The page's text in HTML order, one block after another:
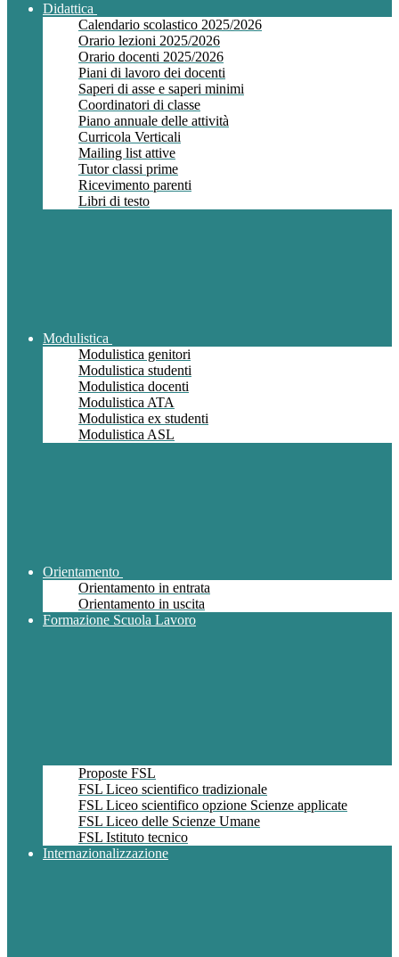
Didattica
Calendario scolastico 2025/2026
Orario lezioni 2025/2026
Orario docenti 2025/2026
Piani di lavoro dei docenti
Saperi di asse e saperi minimi
Coordinatori di classe
Piano annuale delle attività
Curricola Verticali
Mailing list attive
Tutor classi prime
Ricevimento parenti
Libri di testo
Modulistica
Modulistica genitori
Modulistica studenti
Modulistica docenti
Modulistica ATA
Modulistica ex studenti
Modulistica ASL
Orientamento
Orientamento in entrata
Orientamento in uscita
Formazione Scuola Lavoro
Proposte FSL
FSL Liceo scientifico tradizionale
FSL Liceo scientifico opzione Scienze applicate
FSL Liceo delle Scienze Umane
FSL Istituto tecnico
Internazionalizzazione